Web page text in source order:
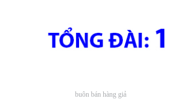
buôn bán hàng giả